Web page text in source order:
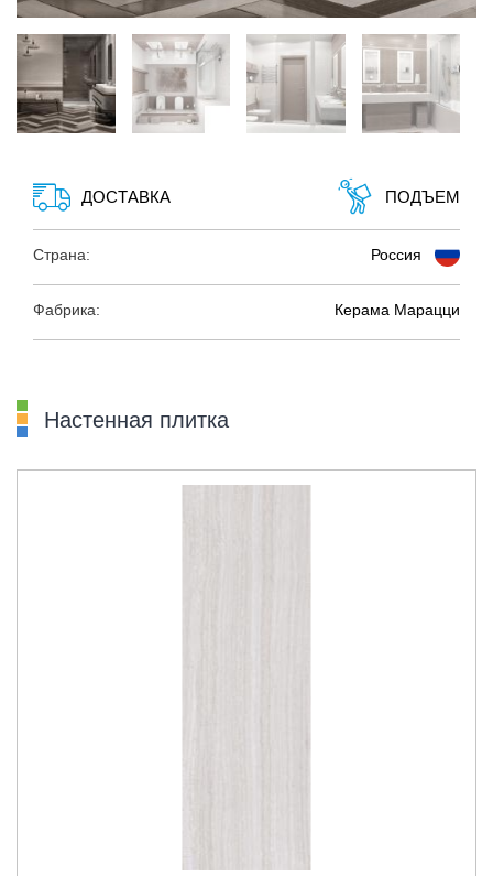
ДОСТАВКА ПОДЪЕМ
Страна: Россия
Фабрика: Керама Марацци
Настенная плитка